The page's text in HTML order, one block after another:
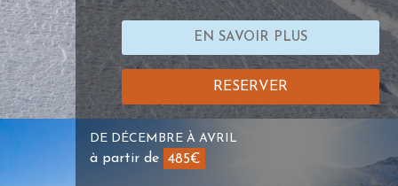
EN SAVOIR PLUS
RESERVER
DE DÉCEMBRE À AVRIL
à partir de 485€